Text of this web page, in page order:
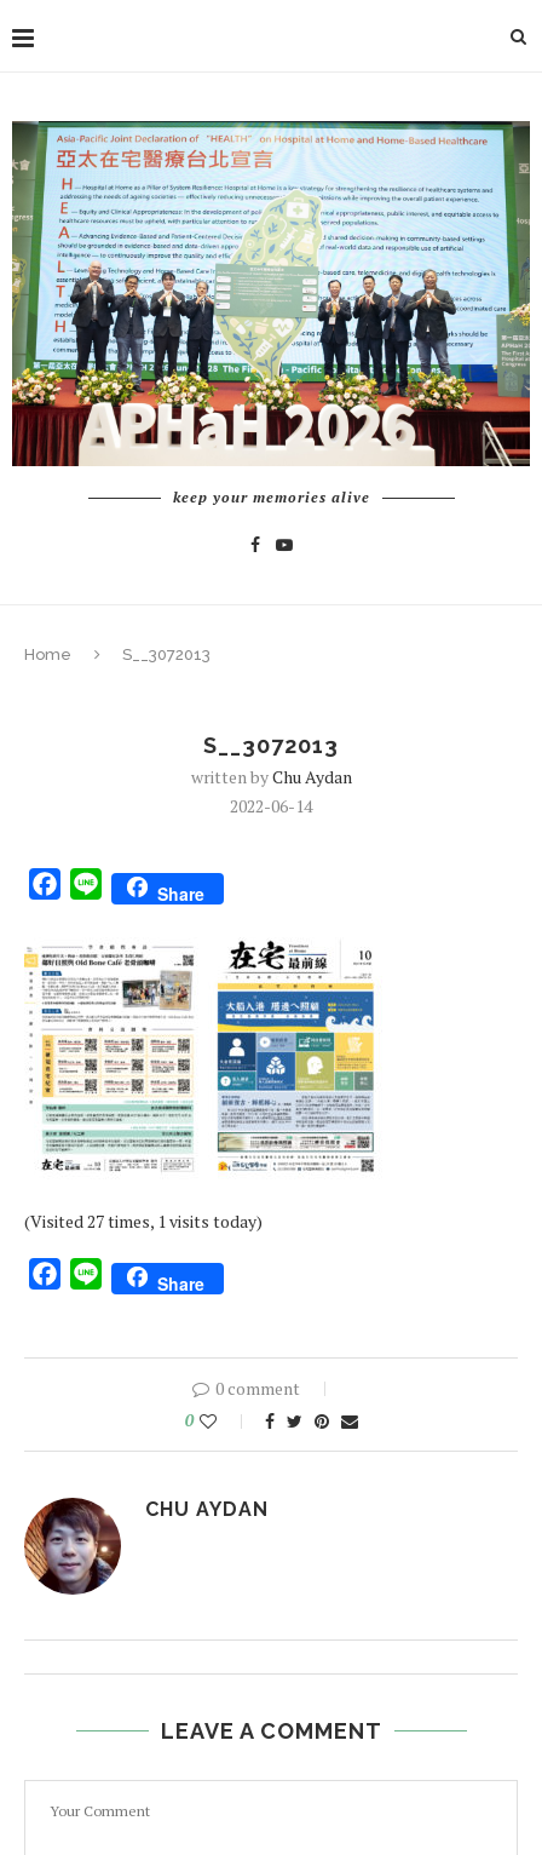
keep your memories alive
Home S__3072013
S__3072013
written byChu Aydan
2022-06-14
Facebook
Line Share
(Visited 27 times, 1 visits today)
Facebook
Line Share
0 comment
0
CHU AYDAN
LEAVE A COMMENT